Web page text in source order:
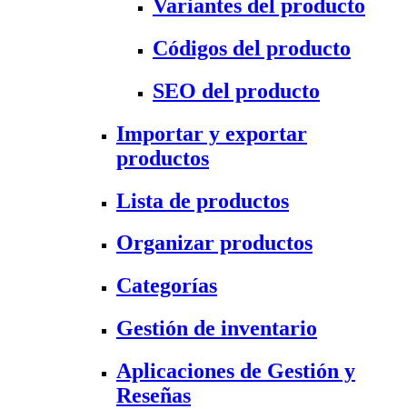
Variantes del producto
Códigos del producto
SEO del producto
Importar y exportar
productos
Lista de productos
Organizar productos
Categorías
Gestión de inventario
Aplicaciones de Gestión y
Reseñas